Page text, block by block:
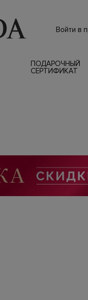
Войти в
ПОДАРОЧНЫЙ
СЕРТИФИКАТ